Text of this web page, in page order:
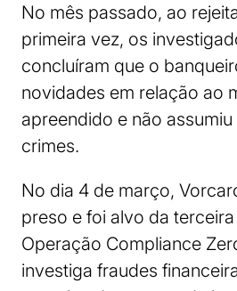
No mês passado, ao
primeira vez, os
concluíram que o
novidades em relação ao
apreendido e não
crimes.
No dia 4 de março,
preso e foi alvo da
Operação Compliance
investiga fraudes